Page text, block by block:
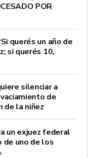
POR
querés un año de
si querés 10,
silenciar a
de
de la niñez
un exjuez federal
de uno de los